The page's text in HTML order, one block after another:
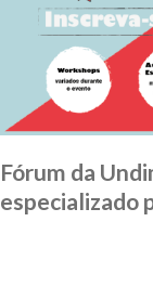
Fórum da
especializado